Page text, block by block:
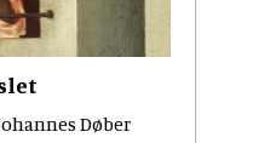
Døber